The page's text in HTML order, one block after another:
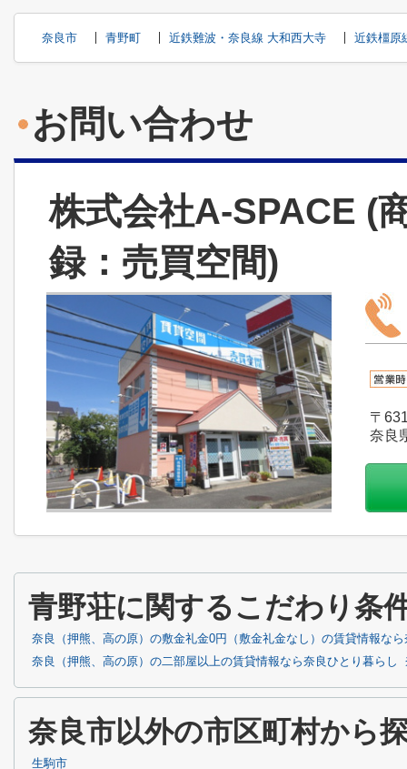
奈良市 青野町 近鉄難波・奈良線 大和西大寺 近鉄橿原
お問い合わせ
株式会社A-SPACE (
録：売買空間)
〒
奈良
青野荘に関するこだわり条
奈良（押熊、高の原）の敷金礼金0円（敷金礼金なし）の賃貸情報な
奈良（押熊、高の原）の二部屋以上の賃貸情報なら奈良ひとり暮らし
奈良市以外の市区町村から
生駒市